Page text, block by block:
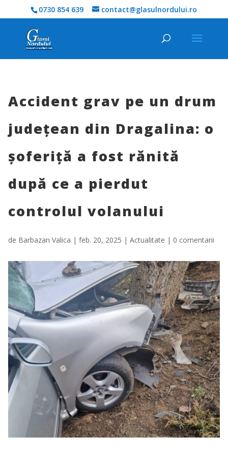
0730 854 639 contact@glasulnordului.ro
Accident grav pe un drum
județean din Dragalina: o
șoferiță a fost rănită
după ce a pierdut
controlul volanului
de Barbazan Valica | feb. 20, 2025 | Actualitate | 0 comentarii